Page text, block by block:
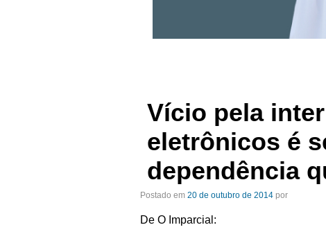
Vício pela
eletrônicos é
dependência
Postado em 20 de outubro de 2014 por
De O Imparcial: